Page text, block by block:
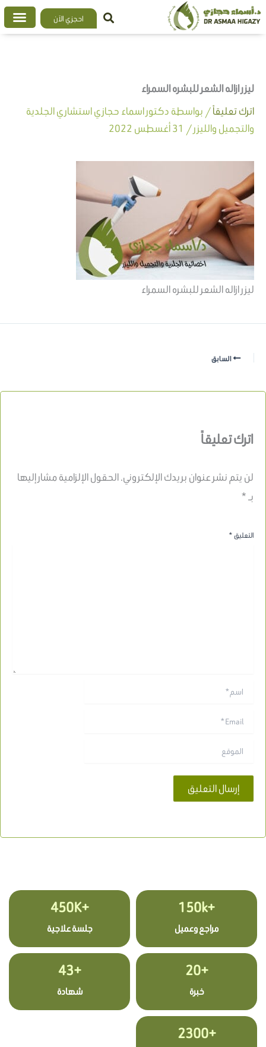
تخطي
إلى
احجزي الآن
ليزر ازاله الشعر للبشره السمراء
اترك تعليقاً/ بواسطة دكتور اسماء حجازي استشاري الجلدية
والتجميل والليزر/ 31 أغسطس 2022
ليزر ازاله الشعر للبشره السمراء
السابق
اترك تعليقاً
لن يتم نشر عنوان بريدك الإلكتروني.الحقول الإلزامية مشار إليها
بـ*
التعليق*
+150k
مراجع وعميل
+450K
جلسة علاجية
+20
خبرة
+43
شهادة
+2300